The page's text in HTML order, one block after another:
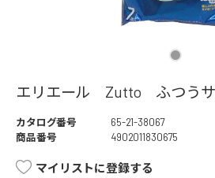
エリエール Zutto ふつう
カタログ番号
65-21-38067
商品番号
4902011830675
マイリストに登録する